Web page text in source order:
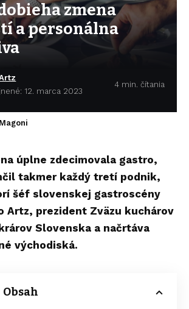
zmena
a personálna
12. marca 2023
4 min. čítania
úplne zdecimovala gastro,
takmer každý tretí podnik,
šéf slovenskej gastroscény
Artz, prezident Zväzu kuchárov
Slovenska a načrtáva
východiská.
Obsah